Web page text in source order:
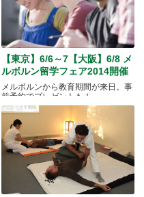
【東京】6/6～7【大阪】6/8 メ
ルボルン留学フェア2014開催
メルボルンから教育期間が来日。事
前予約でプレゼントも！